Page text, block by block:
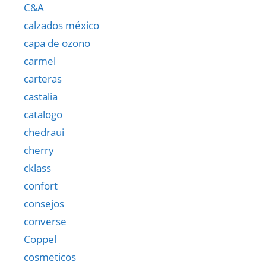
C&A
calzados méxico
capa de ozono
carmel
carteras
castalia
catalogo
chedraui
cherry
cklass
confort
consejos
converse
Coppel
cosmeticos